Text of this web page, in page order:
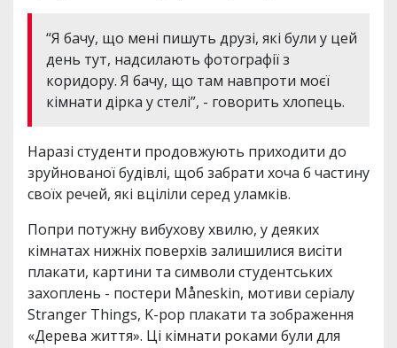
“Я бачу, що мені пишуть друзі, які були у цей
день тут, надсилають фотографії з
коридору. Я бачу, що там навпроти моєї
кімнати дірка у стелі”, - говорить хлопець.
Наразі студенти продовжують приходити до
зруйнованої будівлі, щоб забрати хоча б частину
своїх речей, які вціліли серед уламків.
Попри потужну вибухову хвилю, у деяких
кімнатах нижніх поверхів залишилися висіти
плакати, картини та символи студентських
захоплень - постери Måneskin, мотиви серіалу
Stranger Things, K-pop плакати та зображення
«Дерева життя». Ці кімнати роками були для